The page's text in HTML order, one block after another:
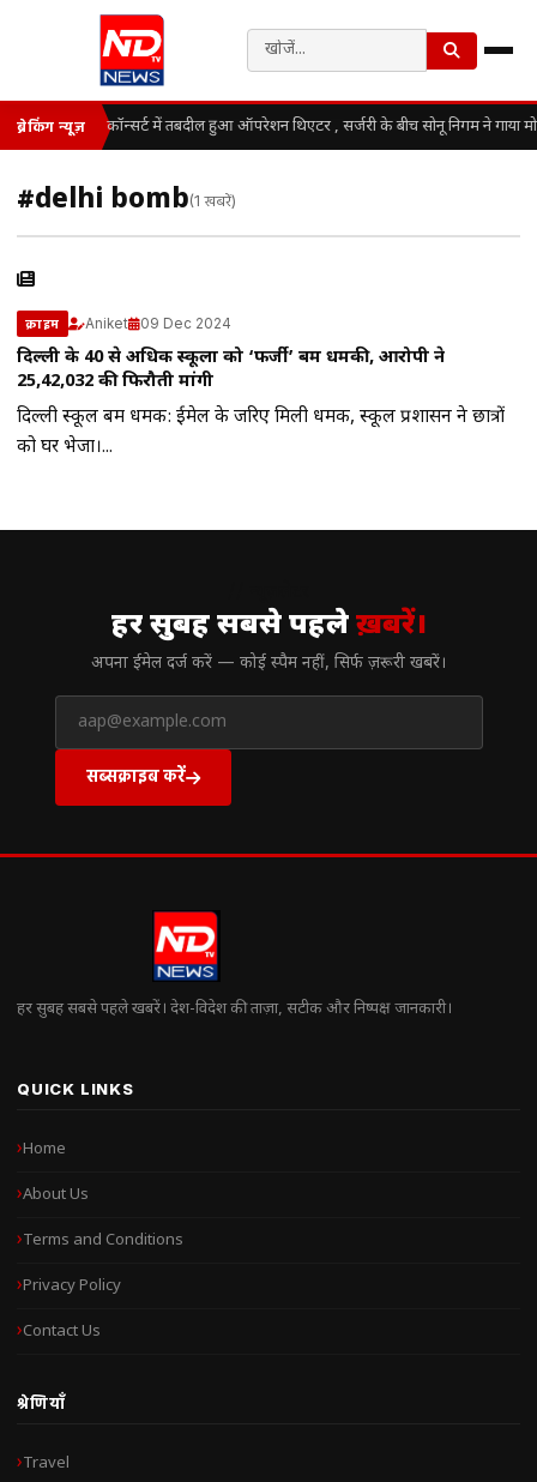
ब्रेकिंग न्यूज़ कॉन्सर्ट में तबदील हुआ ऑपरेशन थिएटर , सर्जरी के बीच सोनू निगम ने गाया
#delhi bomb(1 खबरें)
क्राइम Aniket 09 Dec 2024
दिल्ली के 40 से अधिक स्कूलों को ‘फर्जी’ बम धमकी, आरोपी ने
25,42,032 की फिरौती मांगी
दिल्ली स्कूल बम धमकी: ईमेल के जरिए मिली धमकी, स्कूल प्रशासन ने छात्रों
को घर भेजा।...
हर सुबह सबसे पहलेख़बरें।
अपना ईमेल दर्ज करें — कोई स्पैम नहीं, सिर्फ ज़रूरी खबरें।
सब्सक्राइब करें
हर सुबह सबसे पहले खबरें। देश-विदेश की ताज़ा, सटीक और निष्पक्ष जानकारी।
QUICK LINKS
Home
About Us
Terms and Conditions
Privacy Policy
Contact Us
श्रेणियाँ
Travel